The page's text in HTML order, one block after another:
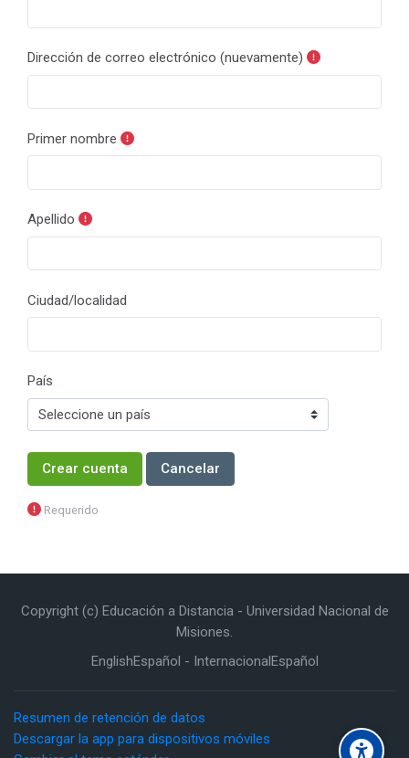
Dirección de correo electrónico (nuevamente)
Primer nombre
Apellido
Ciudad/localidad
País
Requerido
Copyright (c) Educación a Distancia - Universidad Nacional de
Misiones.
EnglishEspañol - InternacionalEspañol
Resumen de retención de datos
Descargar la app para dispositivos móviles